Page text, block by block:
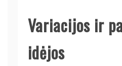
Variacijos ir
idėjos